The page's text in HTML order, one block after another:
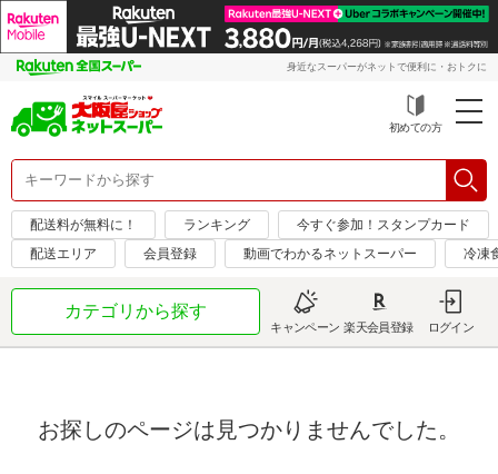
身近なスーパーがネットで便利に・おトクに
初めての方
配送料が無料に！ ランキング
今すぐ参加！スタンプカード
配送エリア
会員登録 動画でわかるネットスーパー 冷凍
カテゴリから探す
キャンペーン 楽天会員登録 ログイン
お探しのページは見つかりませんでした。